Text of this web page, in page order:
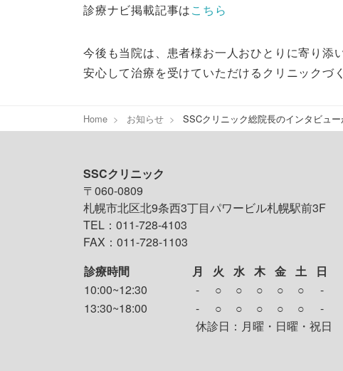
診療ナビ掲載記事はこちら
今後も当院は、患者様お一人おひとりに寄り添い
安心して治療を受けていただけるクリニックづ
Home お知らせ SSCクリニック総院長のインタビュ
SSCクリニック
〒060-0809
札幌市北区北9条西3丁目パワービル札幌駅前3F
TEL：011-728-4103
FAX：011-728-1103
診療時間
月 火 水 木 金 土
日
10:00~12:30
- ○ ○ ○ ○ ○
-
13:30~18:00
- ○ ○ ○ ○ ○
-
休診日：月曜・日曜・祝日